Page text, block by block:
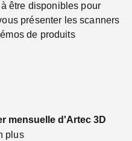
être disponibles pour
présenter les scanners
de produits
mensuelle d'Artec 3D
plus